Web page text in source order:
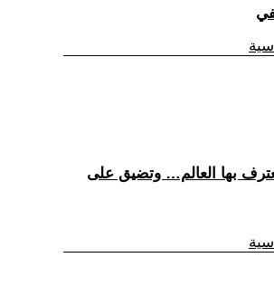
بها العالم… وتضيق على